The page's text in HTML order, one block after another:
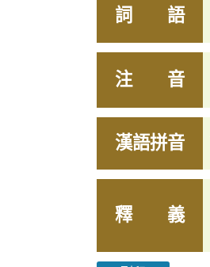
詞 語
注 音
漢語拼音
釋 義